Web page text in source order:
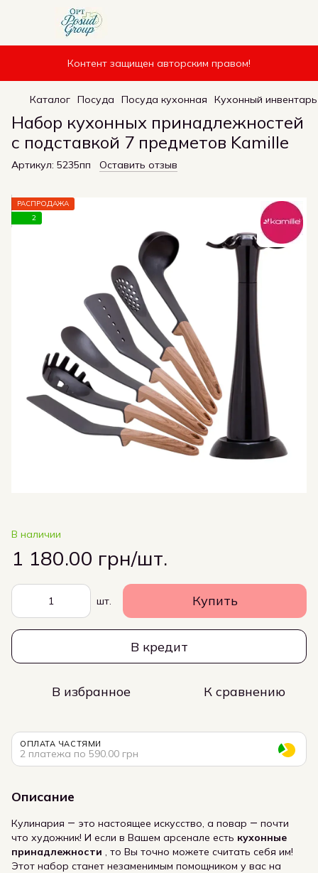
Контент защищен авторским правом!
Каталог Посуда Посуда кухонная Кухонный инвентарь
Набор кухонных принадлежностей
с подставкой 7 предметов Kamille
Артикул: 5235пп Оставить отзыв
РАСПРОДАЖА
2
В наличии
1 180.00 грн/шт.
шт. Купить
В кредит
В избранное К сравнению
ОПЛАТА ЧАСТЯМИ
2 платежа по 590.00 грн
Описание
Кулинария ― это настоящее искусство, а повар ― почти
что художник! И если в Вашем арсенале есть кухонные
принадлежности , то Вы точно можете считать себя им!
Этот набор станет незаменимым помощником у вас на